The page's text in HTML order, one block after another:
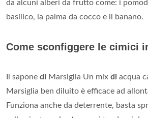
da alcuni alberi da frutto come: i
basilico, la palma da cocco e il banano.
Come sconfiggere le cimici
Il sapone di Marsiglia Un mix di acqua
Marsiglia ben diluito è efficace ad
Funziona anche da deterrente, basta